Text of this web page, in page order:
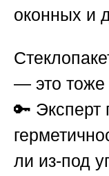
оконных и
— это тоже
🔑 Эксперт
ли из-под